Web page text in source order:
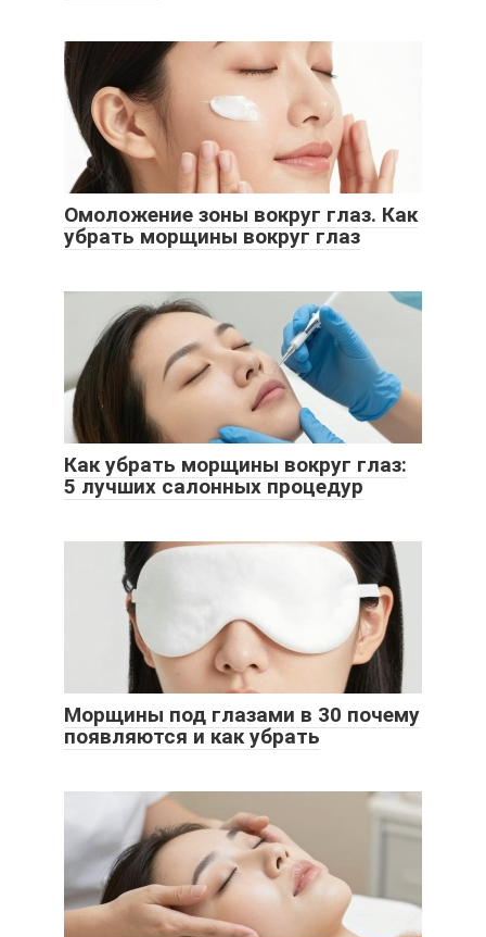
Омоложение зоны вокруг глаз. Как
убрать морщины вокруг глаз
Как убрать морщины вокруг глаз:
5 лучших салонных процедур
Морщины под глазами в 30 почему
появляются и как убрать